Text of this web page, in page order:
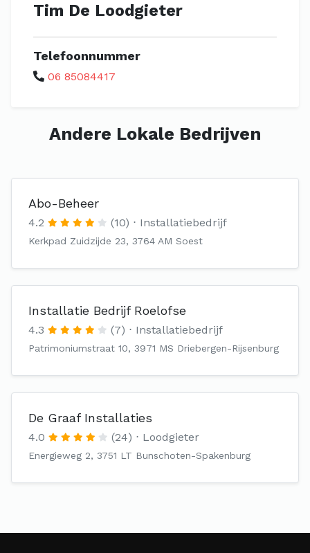
Tim De Loodgieter
Telefoonnummer
06 85084417
Andere Lokale Bedrijven
Abo-Beheer
4.2 (10) Installatiebedrijf
Kerkpad Zuidzijde 23, 3764 AM Soest
Installatie Bedrijf Roelofse
4.3 (7) Installatiebedrijf
Patrimoniumstraat 10, 3971 MS Driebergen-Rijsenburg
De Graaf Installaties
4.0 (24) Loodgieter
Energieweg 2, 3751 LT Bunschoten-Spakenburg